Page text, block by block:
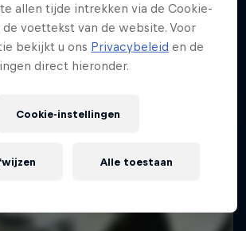
allen tijde intrekken via de Cookie-
voettekst van de website. Voor
bekijkt u ons Privacybeleid en de
direct hieronder.
Cookie-instellingen
Alle toestaan